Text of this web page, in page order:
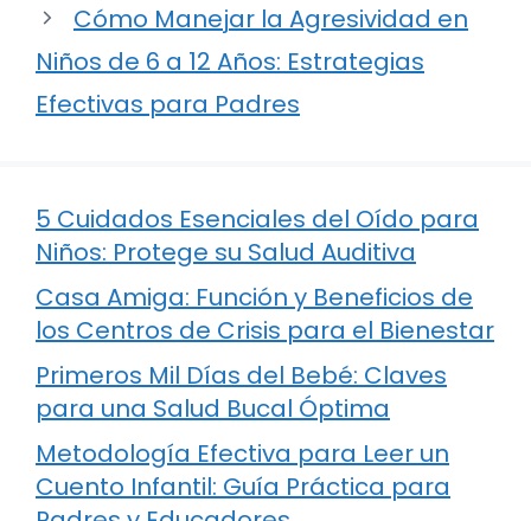
Cómo Manejar la Agresividad en
Niños de 6 a 12 Años: Estrategias
Efectivas para Padres
5 Cuidados Esenciales del Oído para
Niños: Protege su Salud Auditiva
Casa Amiga: Función y Beneficios de
los Centros de Crisis para el Bienestar
Primeros Mil Días del Bebé: Claves
para una Salud Bucal Óptima
Metodología Efectiva para Leer un
Cuento Infantil: Guía Práctica para